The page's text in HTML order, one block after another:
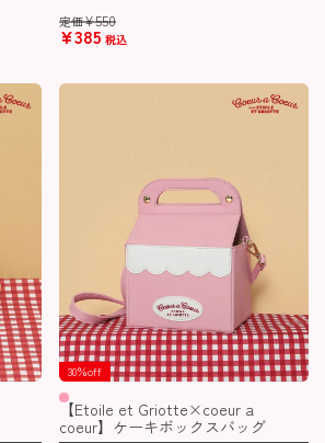
定価¥550
¥385 税込
30％off
【Etoile et Griotte×coeur a
coeur】ケーキボックスバッグ